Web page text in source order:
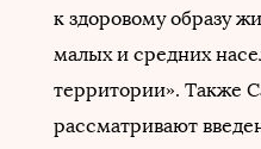
к здоровому образу
малых и средних
территории». Также
рассматривают